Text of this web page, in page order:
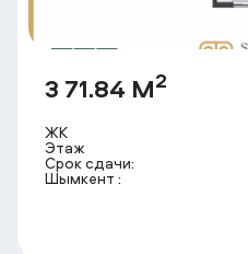
3 71.84 М2
ЖК
Этаж
Срок сдачи:
Шымкент :